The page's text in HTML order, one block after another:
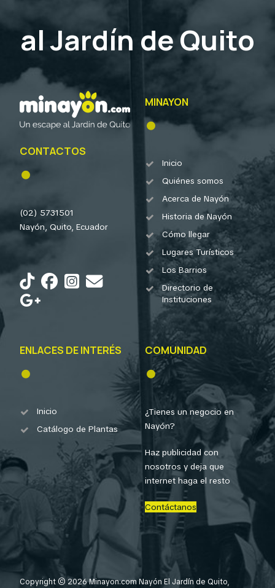
al Jardín de Quito
CONTACTOS
(02) 5731501
Nayón, Quito, Ecuador
MINAYON
Inicio
Quiénes somos
Acerca de Nayón
Historia de Nayón
Cómo llegar
Lugares Turísticos
Los Barrios
Directorio de
Instituciones
ENLACES DE INTERÉS
Inicio
Catálogo de Plantas
COMUNIDAD
¿Tienes un negocio en
Nayón?
Haz publicidad con
nosotros y deja que
internet haga el resto
Contáctanos
Copyright © 2026 Minayon.com Nayón El Jardín de Quito,